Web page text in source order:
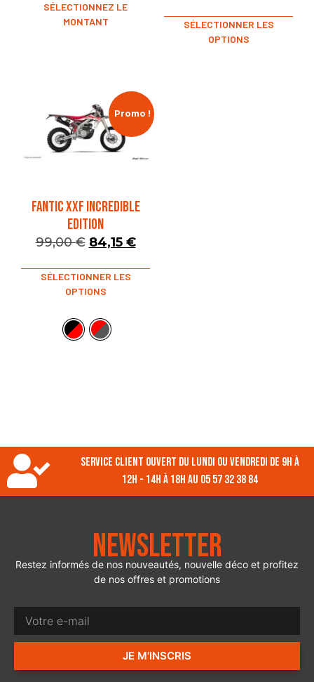
SÉLECTIONNEZ LE
MONTANT
SÉLECTIONNER LES
OPTIONS
Promo !
FANTIC XXF INCREDIBLE
EDITION
99,00€ 84,15 €
SÉLECTIONNER LES
OPTIONS
Service client ouvert du lundi ou vendredi de 9h à
12h - 14h à 18h au 05 57 32 38 84
Newsletter
Restez informés de nos nouveautés, nouvelle déco et profitez
de nos offres et promotions
JE M'INSCRIS